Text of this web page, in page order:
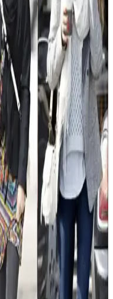
çift tercih edilebilir.
tipine uygun, fonksiyonel
aksesuar ve
oluşturulabilir.
Vücut
uyumu ve stil
idealken, geniş paça farklı
zamansızdır.
Seviye Şıklık İçin
ayakkabılar arasında
botları gibi modeller,
uyum
Değerlendirmesi ve